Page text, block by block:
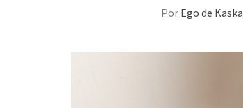
Por Ego de Kaska